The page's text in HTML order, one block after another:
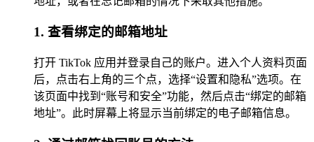
1. 查看绑定的邮箱地址
打开 TikTok 应用并登录自己的账户。进入个人资料页面
后，点击右上角的三个点，选择“设置和隐私”选项。在
该页面中找到“账号和安全”功能，然后点击“绑定的邮箱
地址”。此时屏幕上将显示当前绑定的电子邮箱信息。